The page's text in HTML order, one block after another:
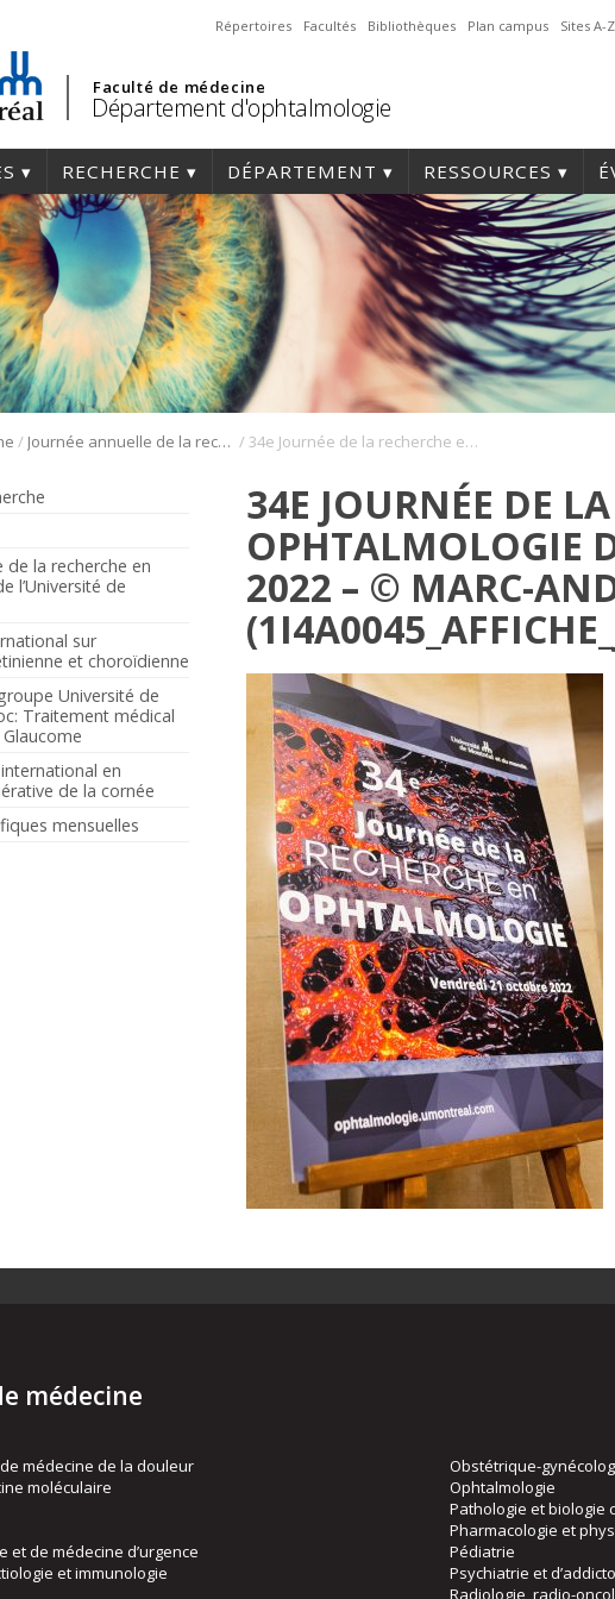
Répertoires Facultés Bibliothèques Plan campus Sites A-Z
Faculté de médecine
Département d'ophtalmologie
RECHERCHE DÉPARTEMENT RESSOURCES
/ Journée annuelle de la recherche en ophtalmologie de l’Université de Montréal / 34e Journée de la recherche en ophtalmologie de l’UdeM – 21 oct. 2022 – © Marc-André Lapierre (1I4A0045_Affiche_JRecherche)
de la recherche en
l’Université de
sur
et choroïdienne
Université de
Traitement médical
en
de la cornée
mensuelles
34E JOURNÉE DE
OPHTALMOLOGIE
2022 – © MARC-
médecine
médecine de la douleur
moléculaire
et de médecine d’urgence
et immunologie
Obstétrique-
Ophtalmologie
Pathologie et biologie
Pharmacologie et
Pédiatrie
Psychiatrie et
Radiologie, radio-